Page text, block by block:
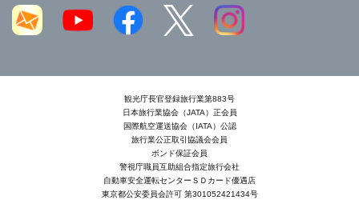
観光庁長官登録旅行業第883号
日本旅行業協会（JATA）正会員
国際航空運送協会（IATA）公認
旅行業公正取引協議会会員
ボンド保証会員
警視庁職員互助組合指定旅行会社
自動車安全運転センターＳＤカード優遇店
東京都公安委員会許可 第301052421434号